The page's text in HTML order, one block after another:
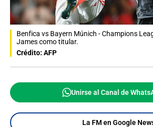
Benfica vs Bayern Múnich - Champions
James como titular.
Crédito: AFP
Unirse al Canal de
La FM en Google